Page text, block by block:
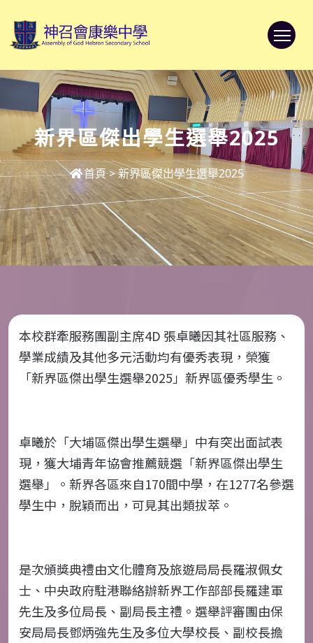
新界區傑出學生選舉2025
首頁>新界區傑出學生選舉2025
本校群牽服務團副主席4D 張卓曦因其社區服務、
學業成績及其他多元活動均有優秀表現，榮獲
「新界區傑出學生選舉2025 」新界區優秀學生。
卓曦於「大埔區傑出學生選舉」中有突出面試表
現，獲大埔青年協會推薦競選「新界區傑出學生
選舉」。新界各區來自170間中學，在1277名參選
學生中，脫穎而出，可見其出類拔萃。
是次頒獎典禮由文化體育及旅遊局局長羅淑佩女
士、中央政府駐港聯絡辦新界工作部部長羅建軍
先生及多位局長、副局長主禮。選舉評審團由保
安局局長鄧炳強先生及多位大學校長、副校長擔